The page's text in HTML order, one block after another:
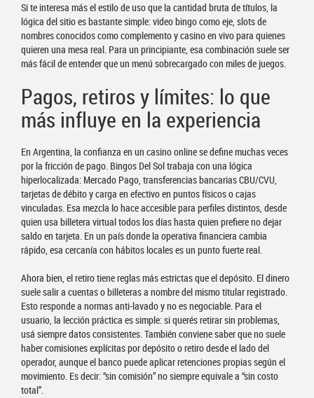
Si te interesa más el estilo de uso que la cantidad bruta de títulos, la
lógica del sitio es bastante simple: video bingo como eje, slots de
nombres conocidos como complemento y casino en vivo para quienes
quieren una mesa real. Para un principiante, esa combinación suele ser
más fácil de entender que un menú sobrecargado con miles de juegos.
Pagos, retiros y límites: lo que
más influye en la experiencia
En Argentina, la confianza en un casino online se define muchas veces
por la fricción de pago. Bingos Del Sol trabaja con una lógica
hiperlocalizada: Mercado Pago, transferencias bancarias CBU/CVU,
tarjetas de débito y carga en efectivo en puntos físicos o cajas
vinculadas. Esa mezcla lo hace accesible para perfiles distintos, desde
quien usa billetera virtual todos los días hasta quien prefiere no dejar
saldo en tarjeta. En un país donde la operativa financiera cambia
rápido, esa cercanía con hábitos locales es un punto fuerte real.
Ahora bien, el retiro tiene reglas más estrictas que el depósito. El dinero
suele salir a cuentas o billeteras a nombre del mismo titular registrado.
Esto responde a normas anti-lavado y no es negociable. Para el
usuario, la lección práctica es simple: si querés retirar sin problemas,
usá siempre datos consistentes. También conviene saber que no suele
haber comisiones explícitas por depósito o retiro desde el lado del
operador, aunque el banco puede aplicar retenciones propias según el
movimiento. Es decir: “sin comisión” no siempre equivale a “sin costo
total”.